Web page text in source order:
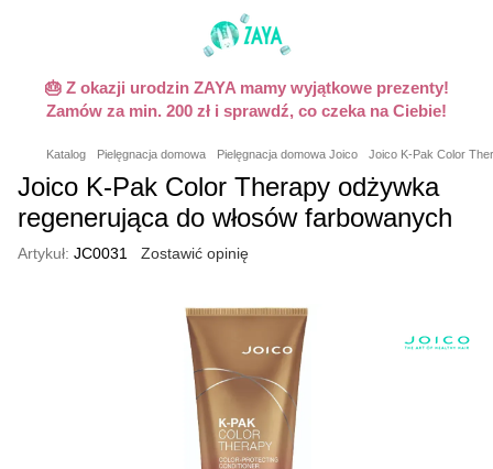
🎂 Z okazji urodzin ZAYA mamy wyjątkowe prezenty!
Zamów za min. 200 zł i sprawdź, co czeka na Ciebie!
Katalog Pielęgnacja domowa Pielęgnacja domowa Joico Joico K-Pak Color
Joico K-Pak Color Therapy odżywka
regenerująca do włosów farbowanych
Artykuł: JC0031 Zostawić opinię